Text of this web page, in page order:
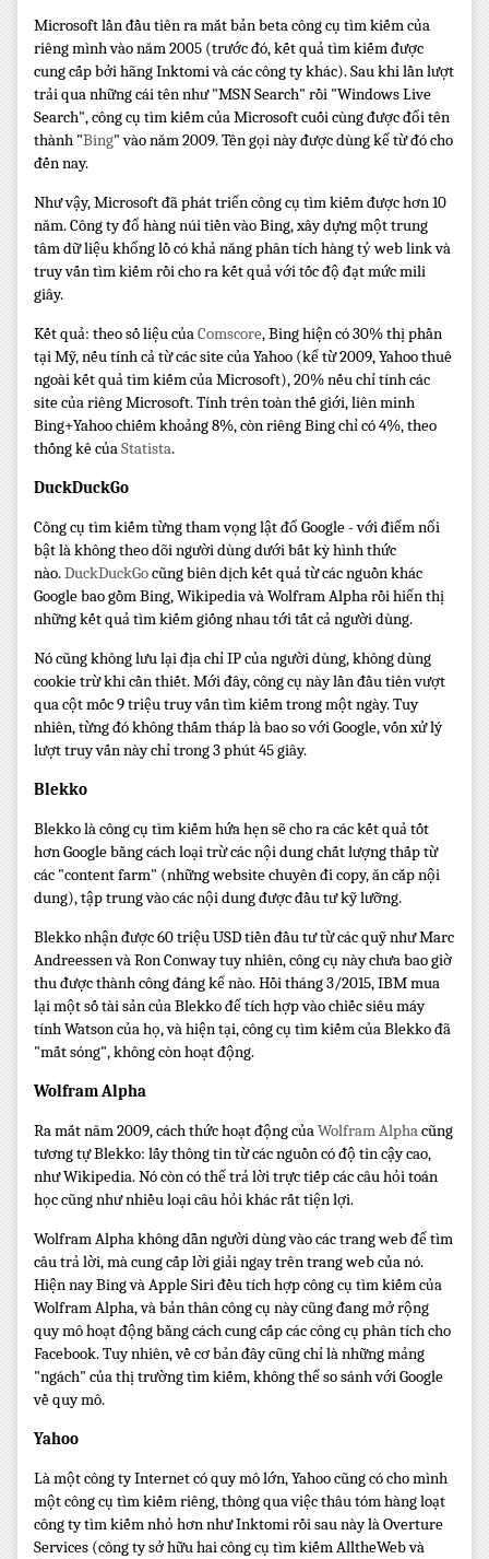
Microsoft lần đầu tiên ra mắt bản beta công cụ tìm kiếm của
riêng mình vào năm 2005 (trước đó, kết quả tìm kiếm được
cung cấp bởi hãng Inktomi và các công ty khác). Sau khi lần lượt
trải qua những cái tên như "MSN Search" rồi "Windows Live
Search", công cụ tìm kiếm của Microsoft cuối cùng được đổi tên
thành "Bing" vào năm 2009. Tên gọi này được dùng kể từ đó cho
đến nay.
Như vậy, Microsoft đã phát triển công cụ tìm kiếm được hơn 10
năm. Công ty đổ hàng núi tiền vào Bing, xây dựng một trung
tâm dữ liệu khổng lồ có khả năng phân tích hàng tỷ web link và
truy vấn tìm kiếm rồi cho ra kết quả với tốc độ đạt mức mili
giây.
Kết quả: theo số liệu củaComscore, Bing hiện có 30% thị phần
tại Mỹ, nếu tính cả từ các site của Yahoo (kể từ 2009, Yahoo thuê
ngoài kết quả tìm kiếm của Microsoft), 20% nếu chỉ tính các
site của riêng Microsoft. Tính trên toàn thế giới, liên minh
Bing+Yahoo chiếm khoảng 8%, còn riêng Bing chỉ có 4%, theo
thống kê củaStatista.
DuckDuckGo
Công cụ tìm kiếm từng tham vọng lật đổ Google - với điểm nổi
bật là không theo dõi người dùng dưới bất kỳ hình thức
nào.DuckDuckGocũng biên dịch kết quả từ các nguồn khác
Google bao gồm Bing, Wikipedia và Wolfram Alpha rồi hiển thị
những kết quả tìm kiếm giống nhau tới tất cả người dùng.
Nó cũng không lưu lại địa chỉ IP của người dùng, không dùng
cookie trừ khi cần thiết. Mới đây, công cụ này lần đầu tiên vượt
qua cột mốc 9 triệu truy vấn tìm kiếm trong một ngày. Tuy
nhiên, từng đó không thấm tháp là bao so với Google, vốn xử lý
lượt truy vấn này chỉ trong 3 phút 45 giây.
Blekko
Blekko là công cụ tìm kiếm hứa hẹn sẽ cho ra các kết quả tốt
hơn Google bằng cách loại trừ các nội dung chất lượng thấp từ
các "content farm" (những website chuyên đi copy, ăn cắp nội
dung), tập trung vào các nội dung được đầu tư kỹ lưỡng.
Blekko nhận được 60 triệu USD tiền đầu tư từ các quỹ như Marc
Andreessen và Ron Conway tuy nhiên, công cụ này chưa bao giờ
thu được thành công đáng kể nào. Hồi tháng 3/2015, IBM mua
lại một số tài sản của Blekko để tích hợp vào chiếc siêu máy
tính Watson của họ, và hiện tại, công cụ tìm kiếm của Blekko đã
"mất sóng", không còn hoạt động.
Wolfram Alpha
Ra mắt năm 2009, cách thức hoạt động củaWolfram Alphacũng
tương tự Blekko: lấy thông tin từ các nguồn có độ tin cậy cao,
như Wikipedia. Nó còn có thể trả lời trực tiếp các câu hỏi toán
học cũng như nhiều loại câu hỏi khác rất tiện lợi.
Wolfram Alpha không dẫn người dùng vào các trang web để tìm
câu trả lời, mà cung cấp lời giải ngay trên trang web của nó.
Hiện nay Bing và Apple Siri đều tích hợp công cụ tìm kiếm của
Wolfram Alpha, và bản thân công cụ này cũng đang mở rộng
quy mô hoạt động bằng cách cung cấp các công cụ phân tích cho
Facebook. Tuy nhiên, về cơ bản đây cũng chỉ là những mảng
"ngách" của thị trường tìm kiếm, không thể so sánh với Google
về quy mô.
Yahoo
Là một công ty Internet có quy mô lớn, Yahoo cũng có cho mình
một công cụ tìm kiếm riêng, thông qua việc thâu tóm hàng loạt
công ty tìm kiếm nhỏ hơn như Inktomi rồi sau này là Overture
Services (công ty sở hữu hai công cụ tìm kiếm AlltheWeb và